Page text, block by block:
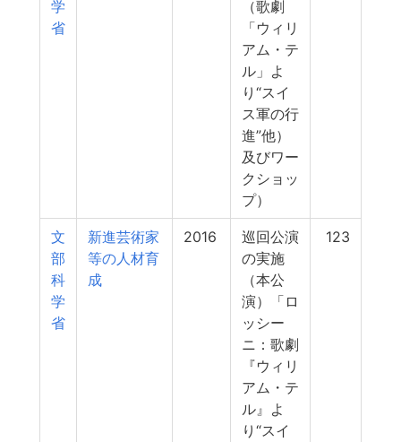
学
省
（歌劇
「ウィリ
アム・テ
ル」よ
り“スイ
ス軍の行
進”他）
及びワー
クショッ
プ）
文
部
科
学
省
新進芸術家
等の人材育
成
2016
巡回公演
の実施
（本公
演）「ロ
ッシー
ニ：歌劇
『ウィリ
アム・テ
ル』よ
り“スイ
123